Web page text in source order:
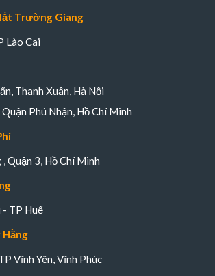
Trường Giang
Lào Cai
Thanh Xuân, Hà Nội
Phú Nhận, Hồ Chí Minh
Quận 3, Hồ Chí Minh
TP Huế
Vĩnh Yên, Vĩnh Phúc